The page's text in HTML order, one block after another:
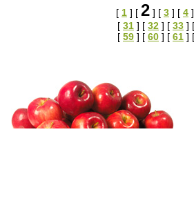
[ 1 ] [ 2 ] [ 3 ] [ 4
[ 31 ] [ 32 ] [ 33 ] [
[ 59 ] [ 60 ] [ 61 ] [